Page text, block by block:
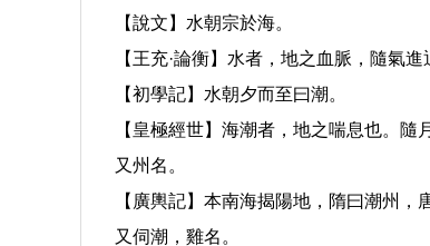
【說文】水朝宗於海。
【王充·論衡】水者，地之血脈，隨氣進
【初學記】水朝夕而至曰潮。
【皇極經世】海潮者，地之喘息也。隨
又州名。
【廣輿記】本南海揭陽地，隋曰潮州，
又伺潮，雞名。